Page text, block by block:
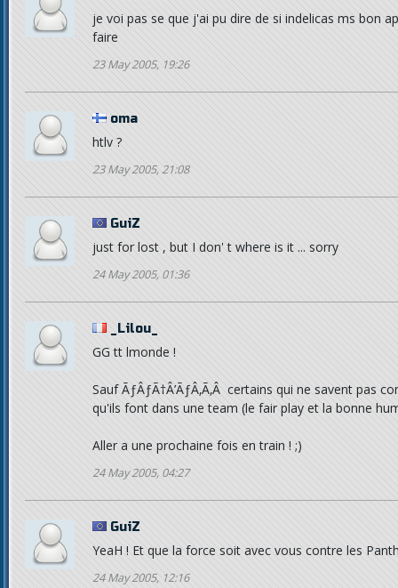
je voi pas se que j'ai pu dire de si indelicas ms bon
faire
23 May 2005, 19:26
oma
htlv ?
23 May 2005, 21:08
GuiZ
just for lost , but I don' t where is it ... sorry
24 May 2005, 01:36
_Lilou_
GG tt lmonde !
Sauf ÃƒÂƒÃ†Â’ÃƒÂ‚Ã‚Â certains qui ne savent pas
qu'ils font dans une team (le fair play et la bonne
Aller a une prochaine fois en train ! ;)
24 May 2005, 04:27
GuiZ
YeaH ! Et que la force soit avec vous contre les
24 May 2005, 12:16